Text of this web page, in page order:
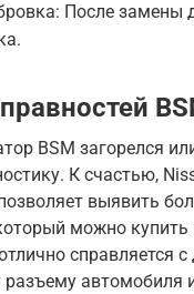
После замены
BSM загорелся
К счастью,
выявить
можно
справляется
разъему